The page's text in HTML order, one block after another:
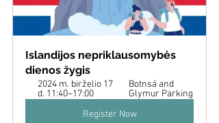
Islandijos nepriklausomybės
dienos žygis
2024 m. birželio 17
d. 11:40–17:00
Botnsá and
Glymur Parking
Register Now